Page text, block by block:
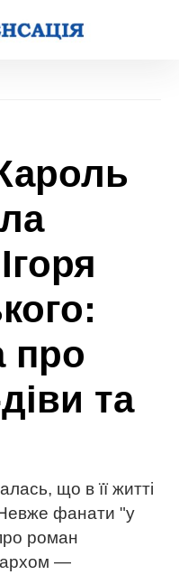
про
та
що в її житті
Невже фанати "у
роман
—